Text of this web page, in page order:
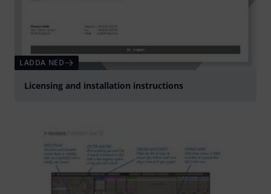
LADDA NED
Licensing and installation instructions